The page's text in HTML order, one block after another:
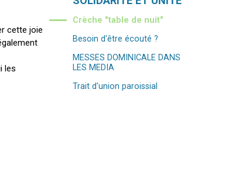
Crèche "table de nuit"
Besoin d'être écouté ?
MESSES DOMINICALE DANS
LES MEDIA
Trait d'union paroissial
cette joie
les